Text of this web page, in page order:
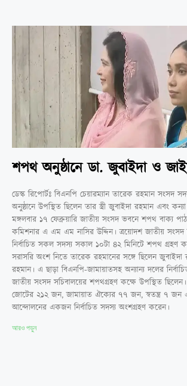
শপথ অনুষ্ঠানে ডা. জুবাইদা ও
ডেস্ক রিপোর্টঃ বিএনপি চেয়ারম্যান তারেক রহমান সংসদ
অনুষ্ঠানে উপস্থিত ছিলেন তার স্ত্রী জুবাইদা রহমান এবং
মঙ্গলবার ১৭ ফেব্রুয়ারি জাতীয় সংসদ ভবনে শপথ বাক্য পাঠ
কমিশনার এ এম এম নাসির উদ্দিন। ত্রয়োদশ জাতীয় সংসদ
নির্বাচিত সকল সদস্য সকাল ১০টা ৪২ মিনিটে শপথ গ্রহণ
সরাসরি অংশ নিতে তারেক রহমানের সঙ্গে ছিলেন
রহমান। এ ছাড়া বিএনপি-জামায়াতসহ অন্যান্য দলের
জাতীয় সংসদ সচিবালয়ের শপথগ্রহণ কক্ষে উপস্থিত ছিলেন।
জোটের ২১২ জন, জামায়াত ঐক্যের ৭৭ জন, স্বতন্ত্র ৭ জন
আন্দোলনের একজন নির্বাচিত সদস্য অংশগ্রহণ করেন।
আরও পড়ুন